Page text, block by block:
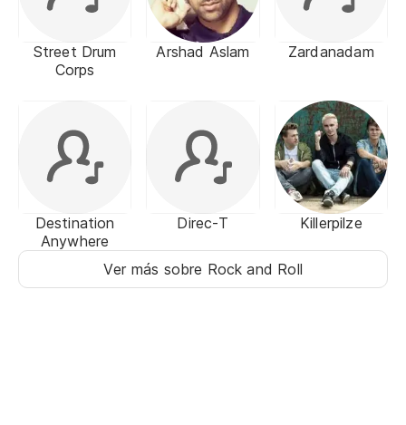
Street Drum
Corps
Arshad Aslam Zardanadam
Destination
Anywhere
Direc-T Killerpilze
Ver más sobre Rock and Roll